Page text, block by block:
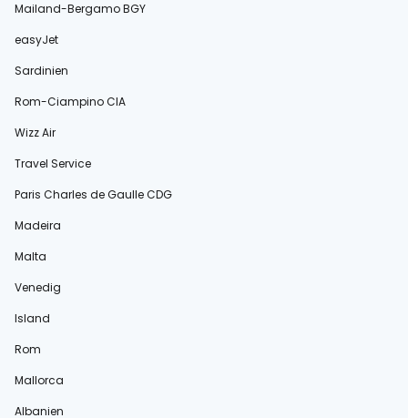
Mailand-Bergamo BGY
easyJet
Sardinien
Rom-Ciampino CIA
Wizz Air
Travel Service
Paris Charles de Gaulle CDG
Madeira
Malta
Venedig
Island
Rom
Mallorca
Albanien